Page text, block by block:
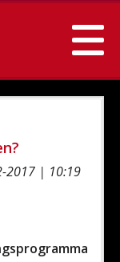
2017 | 10:19